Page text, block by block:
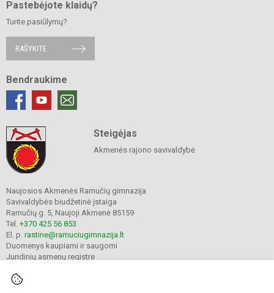
Pastebėjote klaidų?
Turite pasiūlymų?
RAŠYKITE
Bendraukime
Steigėjas
Akmenės rajono savivaldybė
Naujosios Akmenės Ramučių gimnazija
Savivaldybės biudžetinė įstaiga
Ramučių g. 5, Naujoji Akmenė 85159
Tel. +370 425 56 853
El. p. rastine@ramuciugimnazija.lt
Duomenys kaupiami ir saugomi
Juridinių asmenų registre